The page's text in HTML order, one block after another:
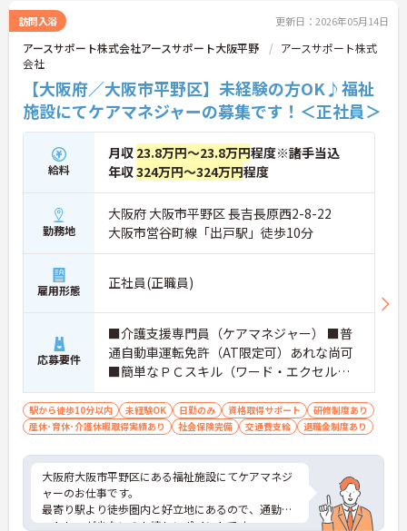
訪問入浴 更新日：2026年05月14日
アースサポート株式会社アースサポート大阪平野
アースサポート株式
会社
【大阪府／大阪市平野区】未経験の方OK♪福祉
施設にてケアマネジャーの募集です！＜正社員＞
給料
月収 23.8万円～23.8万円程度※諸手当込
年収324万円～324万円程度
勤務地
大阪府 大阪市平野区 長吉長原西2-8-22
大阪市営谷町線「出戸駅」徒歩10分
雇用形態 正社員(正職員)
応募要件
■介護支援専門員（ケアマネジャー） ■普
通自動車運転免許（AT限定可）あれな尚可
■簡単なＰＣスキル（ワード・エクセルな
ど） ■ケアマネジャー経験あれば尚可 ■未
経験の方OK
駅から徒歩10分以内 未経験OK 日勤のみ 資格取得サポート
研修制度あり
産休･育休･介護休暇取得実績あり
社会保険完備 交通費支給 退職金制度あり
大阪府大阪市平野区にある福祉施設にてケアマネジ
ャーのお仕事です。
最寄り駅より徒歩圏内と好立地にあるので、通勤の
ストレスが少ないのも嬉しいポイントです。